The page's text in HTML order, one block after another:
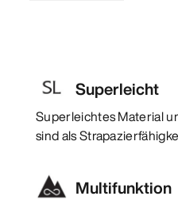
Superleicht
Superleichtes Material
sind als
Multifunktion